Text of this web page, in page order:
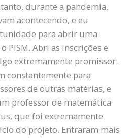
durante a pandemia,
acontecendo, e eu
para abrir uma
PISM. Abri as inscrições e
extremamente promissor.
constantemente para
de outras matérias, e
professor de matemática
que foi extremamente
do projeto. Entraram mais